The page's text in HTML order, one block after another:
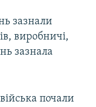
зазнали
виробничі,
зазнала
почали